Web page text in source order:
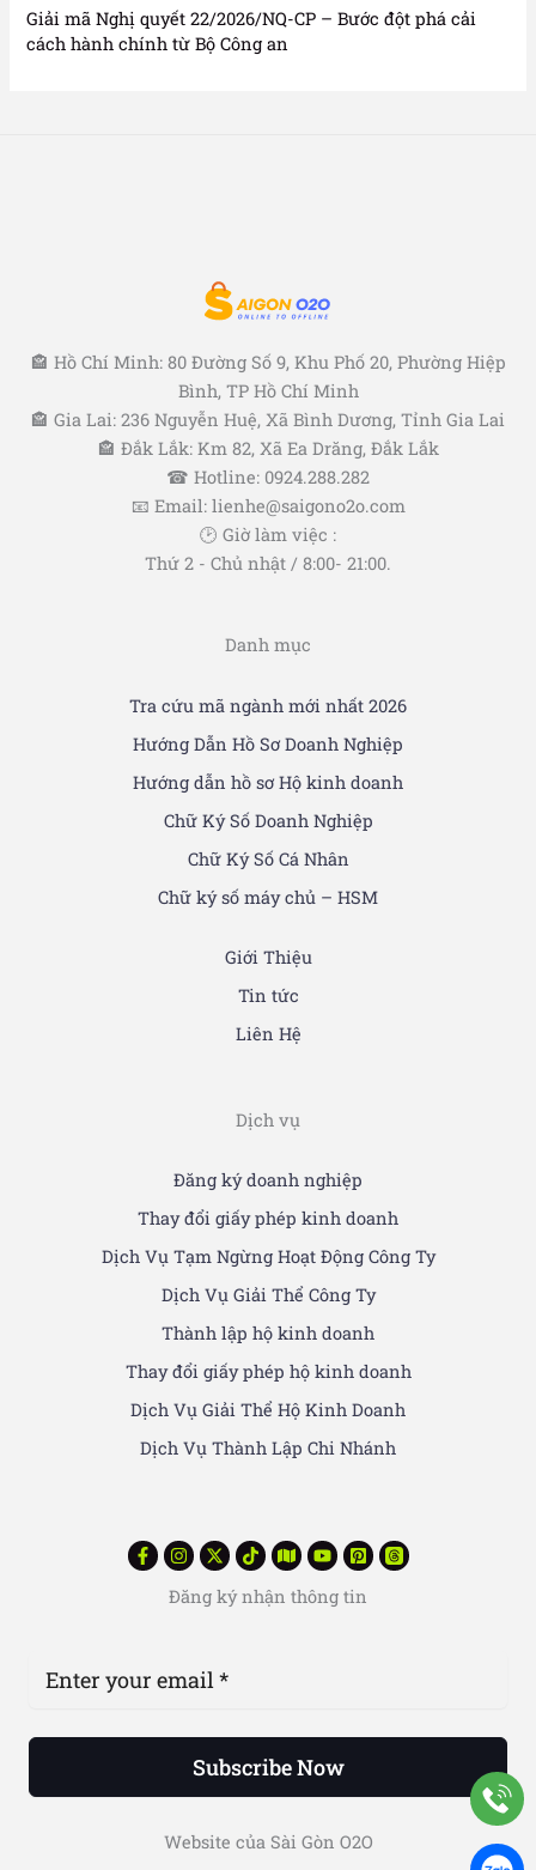
Giải mã Nghị quyết 22/2026/NQ-CP – Bước đột phá cải
cách hành chính từ Bộ Công an
🏤 Hồ Chí Minh: 80 Đường Số 9, Khu Phố 20, Phường Hiệp
Bình, TP Hồ Chí Minh
🏤 Gia Lai: 236 Nguyễn Huệ, Xã Bình Dương, Tỉnh Gia Lai
🏤 Đắk Lắk: Km 82, Xã Ea Drăng, Đắk Lắk
☎ Hotline: 0924.288.282
📧 Email: lienhe@saigono2o.com
🕑 Giờ làm việc :
Thứ 2 - Chủ nhật / 8:00- 21:00.
Danh mục
Tra cứu mã ngành mới nhất 2026
Hướng Dẫn Hồ Sơ Doanh Nghiệp
Hướng dẫn hồ sơ Hộ kinh doanh
Chữ Ký Số Doanh Nghiệp
Chữ Ký Số Cá Nhân
Chữ ký số máy chủ – HSM
Giới Thiệu
Tin tức
Liên Hệ
Dịch vụ
Đăng ký doanh nghiệp
Thay đổi giấy phép kinh doanh
Dịch Vụ Tạm Ngừng Hoạt Động Công Ty
Dịch Vụ Giải Thể Công Ty
Thành lập hộ kinh doanh
Thay đổi giấy phép hộ kinh doanh
Dịch Vụ Giải Thể Hộ Kinh Doanh
Dịch Vụ Thành Lập Chi Nhánh
Đăng ký nhận thông tin
Subscribe Now
Website của Sài Gòn O2O